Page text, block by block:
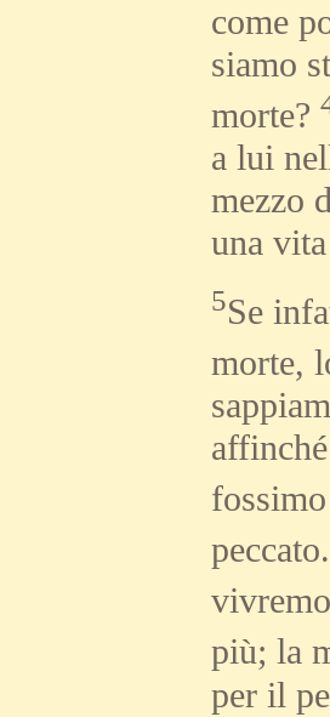
come
siamo
morte?
a lui
mezzo
una
5Se
morte,
più; la
per il